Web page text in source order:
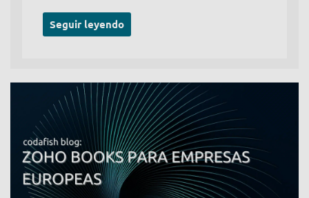
Seguir leyendo